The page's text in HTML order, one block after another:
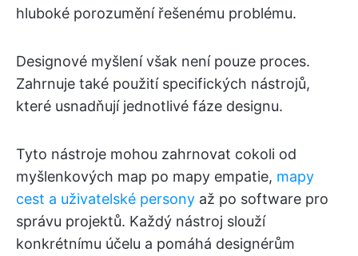
hluboké porozumění řešenému problému.
Designové myšlení však není pouze proces.
Zahrnuje také použití specifických nástrojů,
které usnadňují jednotlivé fáze designu.
Tyto nástroje mohou zahrnovat cokoli od
myšlenkových map po mapy empatie, mapy
cest a uživatelské persony až po software pro
správu projektů. Každý nástroj slouží
konkrétnímu účelu a pomáhá designérům